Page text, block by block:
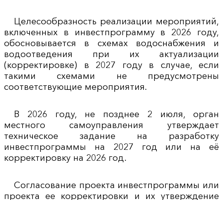
Целесообразность реализации мероприятий,
включенных в инвестпрограмму в 2026 году,
обосновывается в схемах водоснабжения и
водоотведения при их актуализации
(корректировке) в 2027 году в случае, если
такими схемами не предусмотрены
соответствующие мероприятия.
В 2026 году, не позднее 2 июля, орган
местного самоуправления утверждает
техническое задание на разработку
инвестпрограммы на 2027 год или на её
корректировку на 2026 год.
Согласование проекта инвестпрограммы или
проекта ее корректировки и их утверждение